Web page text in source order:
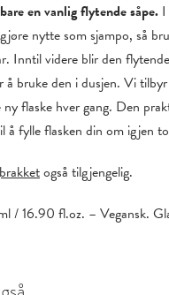
en vanlig flytende såpe. I
nytte som sjampo, så
Inntil videre blir den
å bruke den i dusjen. Vi
ny flaske hver gang. Den
å fylle flasken din om igjen
også tilgjengelig.
/ 16.90 fl.oz. – Vegansk.